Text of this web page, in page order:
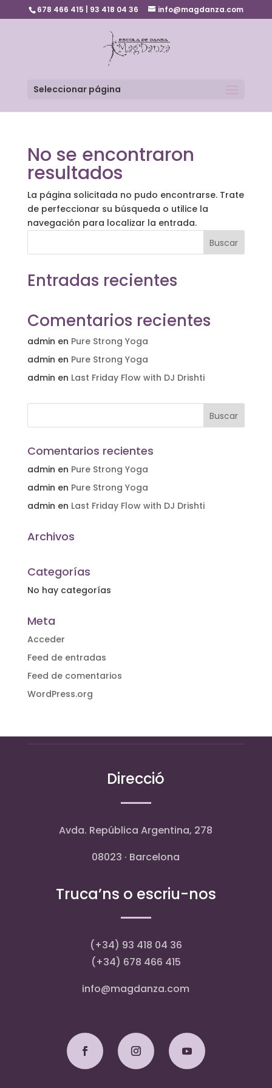
678 466 415 | 93 418 04 36 info@magdanza.com
Seleccionar página
No se encontraron
resultados
La página solicitada no pudo encontrarse. Trate
de perfeccionar su búsqueda o utilice la
navegación para localizar la entrada.
Buscar
Entradas recientes
Comentarios recientes
admin en Pure Strong Yoga
admin en Pure Strong Yoga
admin en Last Friday Flow with DJ Drishti
Comentarios recientes
admin en Pure Strong Yoga
admin en Pure Strong Yoga
admin en Last Friday Flow with DJ Drishti
Archivos
Categorías
No hay categorías
Meta
Acceder
Feed de entradas
Feed de comentarios
WordPress.org
Direcció
Avda. República Argentina, 278
08023 · Barcelona
Truca’ns o escriu-nos
(+34) 93 418 04 36
(+34) 678 466 415
info@magdanza.com